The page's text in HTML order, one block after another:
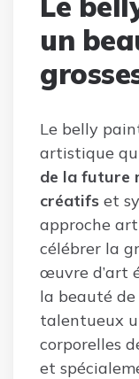
un
Le belly
artistique
de la future
créatifs et
approche
célébrer la
œuvre d’art
la beauté
talentueux
corporelles
et